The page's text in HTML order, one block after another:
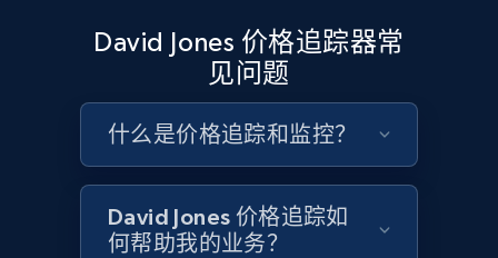
Google Shopping - collects products from
web using keywords
URL, Product id, Title, Product description,
Rating, Reviews count, Images, Variations, and
2.4K+ 199+ 立即开始
David Jones 价格追踪器常
见问题
什么是价格追踪和监控？
David Jones 价格追踪如
何帮助我的业务？